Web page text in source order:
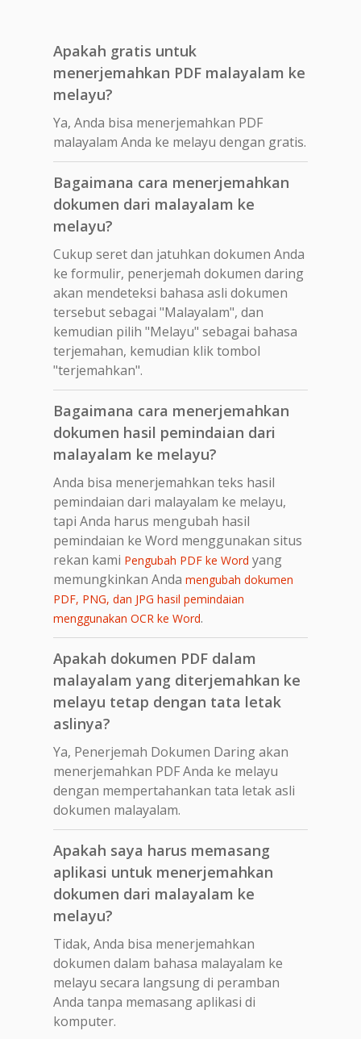
Apakah gratis untuk
menerjemahkan PDF malayalam ke
melayu?
Ya, Anda bisa menerjemahkan PDF
malayalam Anda ke melayu dengan gratis.
Bagaimana cara menerjemahkan
dokumen dari malayalam ke
melayu?
Cukup seret dan jatuhkan dokumen Anda
ke formulir, penerjemah dokumen daring
akan mendeteksi bahasa asli dokumen
tersebut sebagai "Malayalam", dan
kemudian pilih "Melayu" sebagai bahasa
terjemahan, kemudian klik tombol
"terjemahkan".
Bagaimana cara menerjemahkan
dokumen hasil pemindaian dari
malayalam ke melayu?
Anda bisa menerjemahkan teks hasil
pemindaian dari malayalam ke melayu,
tapi Anda harus mengubah hasil
pemindaian ke Word menggunakan situs
rekan kami Pengubah PDF ke Word yang
memungkinkan Anda mengubah dokumen
PDF, PNG, dan JPG hasil pemindaian
menggunakan OCR ke Word.
Apakah dokumen PDF dalam
malayalam yang diterjemahkan ke
melayu tetap dengan tata letak
aslinya?
Ya, Penerjemah Dokumen Daring akan
menerjemahkan PDF Anda ke melayu
dengan mempertahankan tata letak asli
dokumen malayalam.
Apakah saya harus memasang
aplikasi untuk menerjemahkan
dokumen dari malayalam ke
melayu?
Tidak, Anda bisa menerjemahkan
dokumen dalam bahasa malayalam ke
melayu secara langsung di peramban
Anda tanpa memasang aplikasi di
komputer.